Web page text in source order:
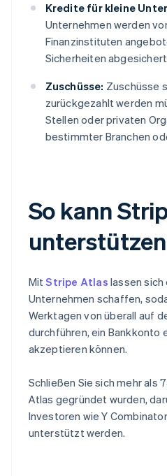
Kredite für kleine
Unternehmen werden
Finanzinstituten
Sicherheiten
Zuschüsse: Zuschüsse
zurückgezahlt werden
Stellen oder privaten
bestimmter Branchen
So kann
unterstützen
MitStripe Atlas lassen sich
Unternehmen schaffen,
Werktagen von überall auf
durchführen, ein Bankkonto
akzeptieren können.
Schließen Sie sich mehr als
Atlas gegründet wurden,
Investoren wie Y
unterstützt werden.